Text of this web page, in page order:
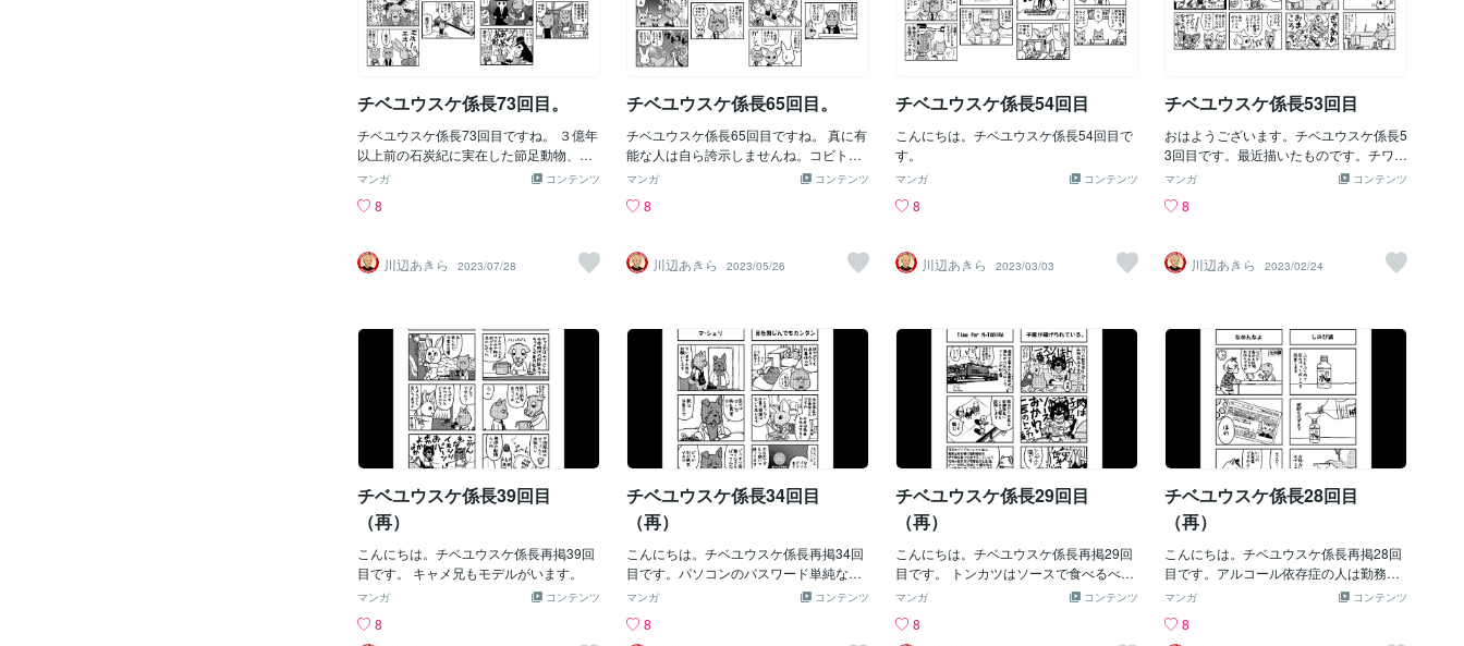
チベユウスケ係長73回目。
チベユウスケ係長73回目ですね。 ３億年
以上前の石炭紀に実在した節足動物、ア
ースロプレウラ（Arthropleura）は草食
コンテンツ
マンガ
8
川辺あきら 2023/07/28
チベユウスケ係長65回目。
チベユウスケ係長65回目ですね。 真に有
能な人は自ら誇示しませんね。コビトカ
バ初登場です。
コンテンツ
マンガ
8
川辺あきら 2023/05/26
チベユウスケ係長54回目
こんにちは。チベユウスケ係長54回目で
す。
コンテンツ
マンガ
8
川辺あきら 2023/03/03
チベユウスケ係長53回目
おはようございます。チベユウスケ係長5
3回目です。最近描いたものです。チワワ
好きです。
コンテンツ
マンガ
8
川辺あきら 2023/02/24
チベユウスケ係長39回目
（再）
こんにちは。チベユウスケ係長再掲39回
目です。 キャメ兄もモデルがいます。
コンテンツ
マンガ
8
チベユウスケ係長34回目
（再）
こんにちは。チベユウスケ係長再掲34回
目です。パソコンのパスワード単純な職
場の数は天文学的。
コンテンツ
マンガ
8
チベユウスケ係長29回目
（再）
こんにちは。チベユウスケ係長再掲29回
目です。 トンカツはソースで食べるべき
だと思います。少なくとも私は。コンテンツ
マンガ
8
チベユウスケ係長28回目
（再）
こんにちは。チベユウスケ係長再掲28回
目です。アルコール依存症の人は勤務中
にいかにして人知れず（無理なのだが）
う方向間違ってます。
コンテンツ
マンガ
8